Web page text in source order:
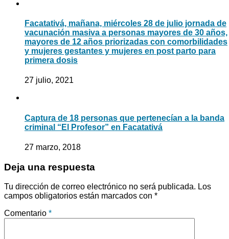
Facatativá, mañana, miércoles 28 de julio jornada de
vacunación masiva a personas mayores de 30 años,
mayores de 12 años priorizadas con comorbilidades
y mujeres gestantes y mujeres en post parto para
primera dosis
27 julio, 2021
Captura de 18 personas que pertenecían a la banda
criminal “El Profesor” en Facatativá
27 marzo, 2018
Deja una respuesta
Tu dirección de correo electrónico no será publicada. Los
campos obligatorios están marcados con *
Comentario *